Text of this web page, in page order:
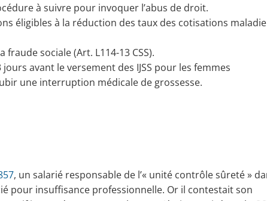
à suivre pour invoquer l’abus de droit.
éligibles à la réduction des taux des cotisations
fraude sociale (Art. L114-13 CSS).
avant le versement des IJSS pour les femmes
une interruption médicale de grossesse.
, un salarié responsable de l’« unité contrôle sûreté »
pour insuffisance professionnelle. Or il contestait son